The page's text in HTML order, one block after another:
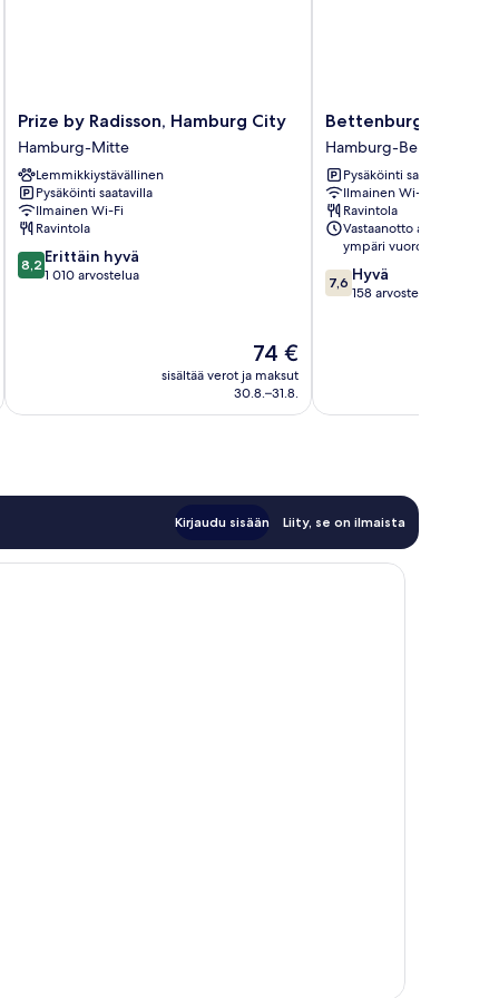
Prize
by
Radisson,
Hamburg
City
Hamburg-
Mitte
Prize by Radisson, Hamburg City
Hamburg-Mitte
Lemmikkiystävällinen
Pysäköinti saatavilla
Ilmainen Wi-Fi
Ravintola
8.2
kautta
8,2 Erittäin hyvä
1 010 arvostelua
Hinta
on
74 €
74 €
sisältää verot ja maksut
30.8.–31.8.
Bettenburg
Hotel
Hamburg-
Bergedorf
Bettenburg Hotel
Hamburg-Bergedorf
Pysäköinti saatavilla
Ilmainen Wi-Fi
Ravintola
Vastaanotto avoinna
ympäri vuorokauden
7.6
kautta
7,6 Hyvä
158 arvostelua
Kirjaudu sisään Liity, se on ilmaista